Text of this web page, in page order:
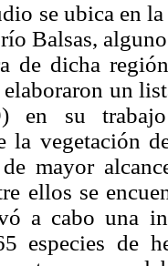
se ubica en
Balsas,
de dicha
un
en su
la vegetación
mayor
ellos se
a cabo una
especies de